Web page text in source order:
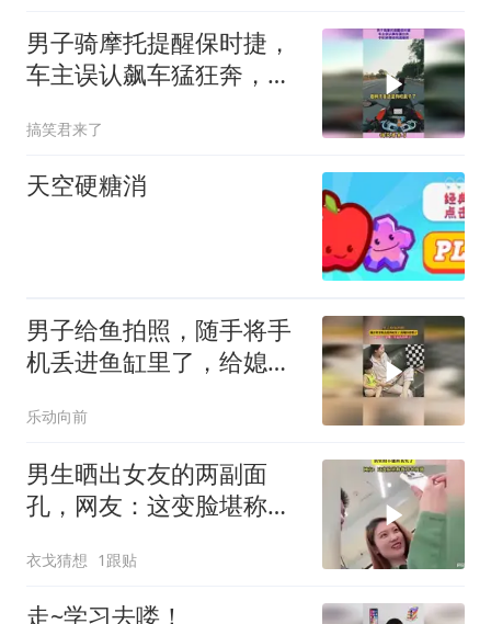
男子骑摩托提醒保时捷，
车主误认飙车猛狂奔，手
搞笑君来了
天空硬糖消
男子给鱼拍照，随手将手
机丢进鱼缸里了，给媳妇
乐动向前
男生晒出女友的两副面
孔，网友：这变脸堪称教
衣戈猜想 1跟贴
走~学习去喽！